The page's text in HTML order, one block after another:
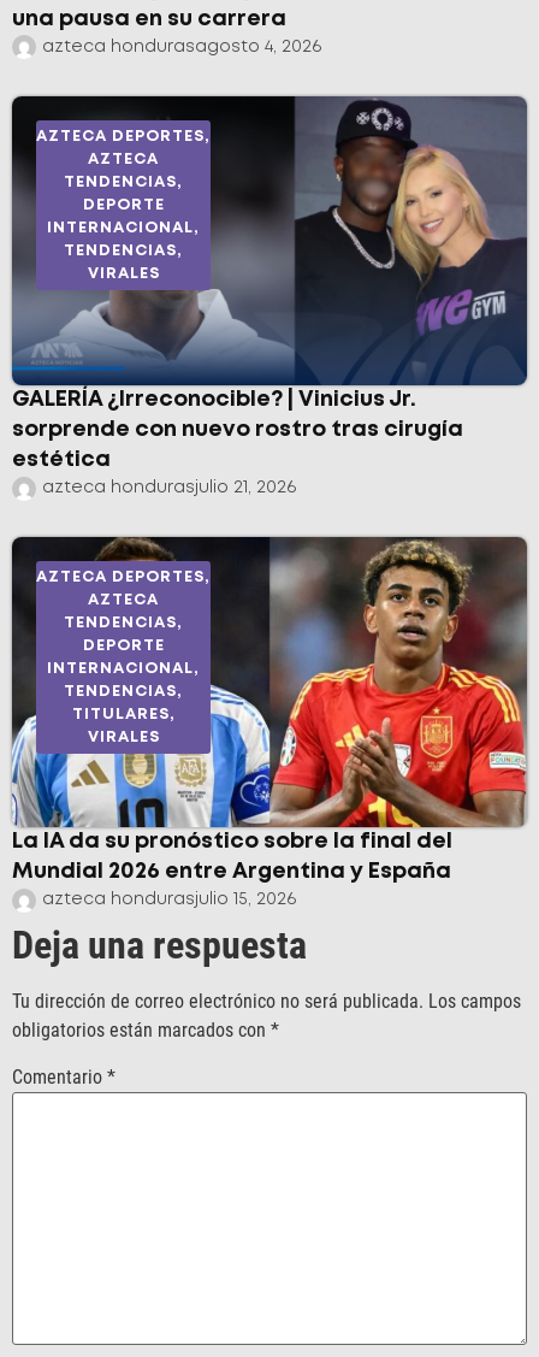
una pausa en su carrera
azteca hondurasagosto 4, 2026
AZTECA DEPORTES,
AZTECA
TENDENCIAS,
DEPORTE
INTERNACIONAL,
TENDENCIAS,
VIRALES
GALERÍA ¿Irreconocible? | Vinicius Jr.
sorprende con nuevo rostro tras cirugía
estética
azteca honduras julio 21, 2026
AZTECA DEPORTES,
AZTECA
TENDENCIAS,
DEPORTE
INTERNACIONAL,
TENDENCIAS,
TITULARES,
VIRALES
La IA da su pronóstico sobre la final del
Mundial 2026 entre Argentina y España
azteca hondurasjulio 15, 2026
Deja una respuesta
Tu dirección de correo electrónico no será publicada. Los campos
obligatorios están marcados con *
Comentario *